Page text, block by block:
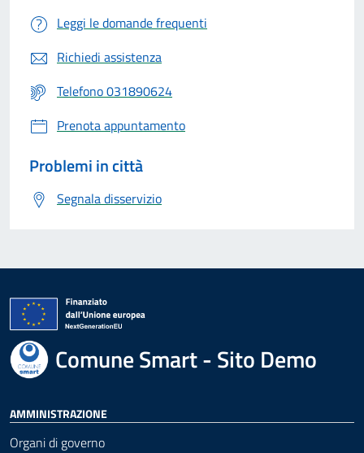
Leggi le domande frequenti
Richiedi assistenza
Telefono 031890624
Prenota appuntamento
Problemi in città
Segnala disservizio
Comune Smart - Sito Demo
AMMINISTRAZIONE
Organi di governo